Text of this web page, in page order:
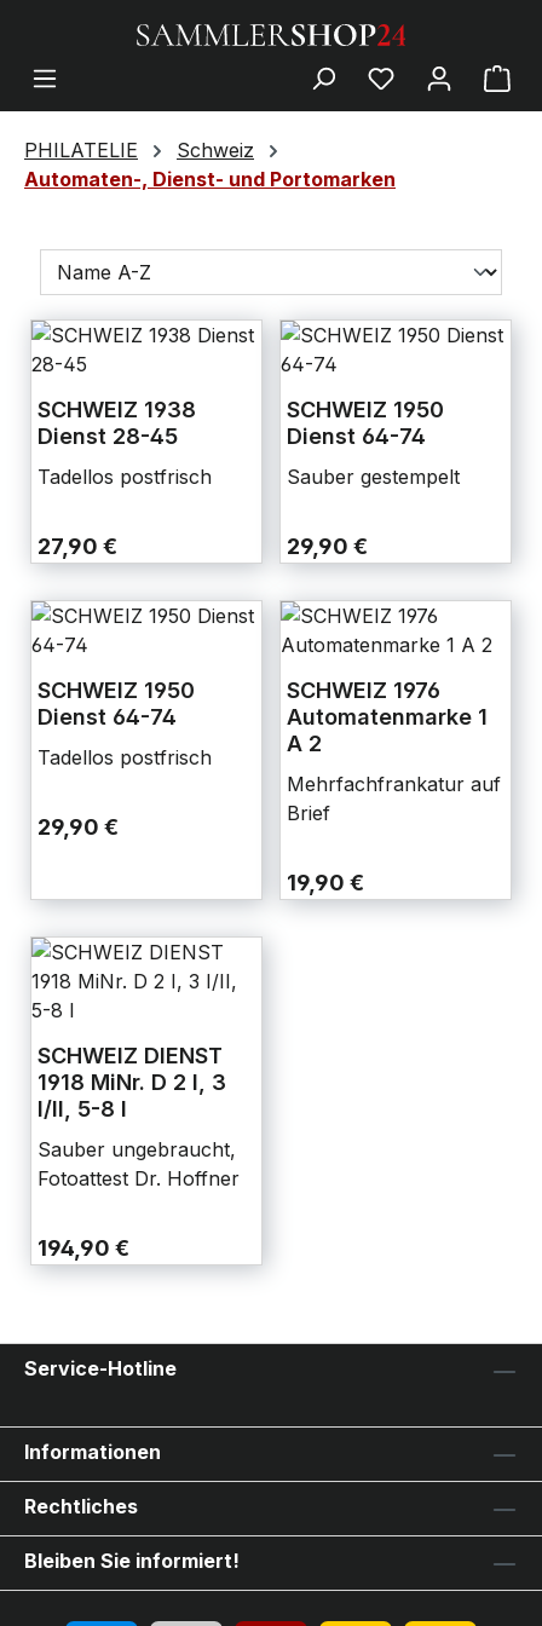
PHILATELIE
Schweiz
Automaten-, Dienst- und Portomarken
SCHWEIZ 1938
Dienst 28-45
Tadellos postfrisch
27,90 €
SCHWEIZ 1950
Dienst 64-74
Sauber gestempelt
29,90 €
SCHWEIZ 1950
Dienst 64-74
Tadellos postfrisch
29,90 €
SCHWEIZ 1976
Automatenmarke 1
A 2
Mehrfachfrankatur auf
Brief
19,90 €
SCHWEIZ DIENST
1918 MiNr. D 2 I, 3
I/II, 5-8 I
Sauber ungebraucht,
Fotoattest Dr. Hoffner
194,90 €
Service-Hotline
Informationen
Rechtliches
Bleiben Sie informiert!